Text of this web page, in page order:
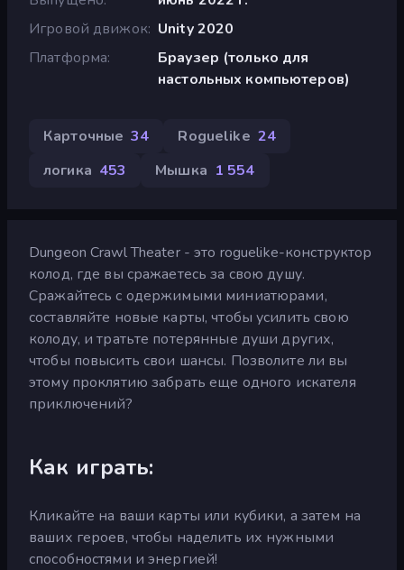
Игровой движок Unity 2020
Платформа
Браузер (только для
настольных компьютеров)
Карточные 34 Roguelike 24
логика 453 Мышка 1 554
Dungeon Crawl Theater - это roguelike-конструктор
колод, где вы сражаетесь за свою душу.
Сражайтесь с одержимыми миниатюрами,
составляйте новые карты, чтобы усилить свою
колоду, и тратьте потерянные души других,
чтобы повысить свои шансы. Позволите ли вы
этому проклятию забрать еще одного искателя
приключений?
Как играть:
Кликайте на ваши карты или кубики, а затем на
ваших героев, чтобы наделить их нужными
способностями и энергией!